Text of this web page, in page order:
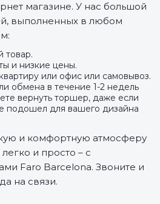
магазине. У нас большой
выполненных в любом
товар.
и низкие цены.
или офис или самовывоз.
обмена в течение 1-2 недель
вернуть торшер, даже если
подошел для вашего дизайна
и комфортную атмосферу
и просто – с
Faro Barcelona. Звоните и
на связи.